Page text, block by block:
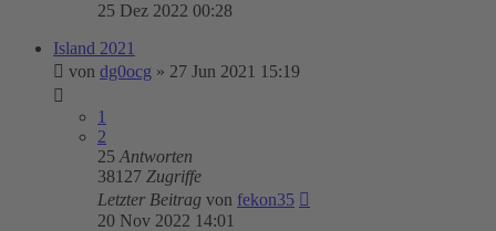
25 Dez 2022 00:28
Island 2021
von dg0ocg » 27 Jun 2021 15:19
1
2
25 Antworten
38127 Zugriffe
Letzter Beitrag von fekon35
20 Nov 2022 14:01